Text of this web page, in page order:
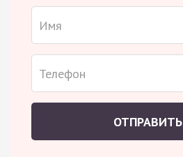
ОТПРАВИТЬ